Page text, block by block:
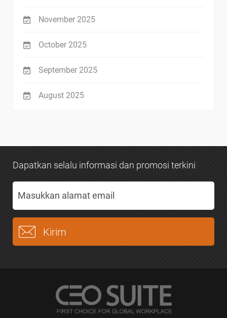
November 2025
October 2025
September 2025
August 2025
Dapatkan selalu informasi dan promosi terkini